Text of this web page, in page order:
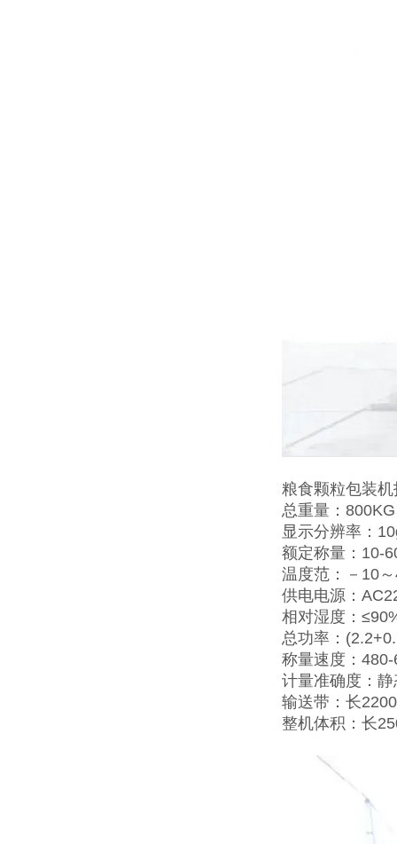
粮食颗粒包装
总重量：800KG
显示分辨率：
额定称量：10-
温度范：－10
供电电源：
相对湿度：
总功率：
称量速度：
计量准确度：
输送带：长
整机体积：长